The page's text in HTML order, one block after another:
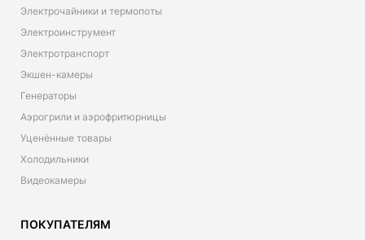
Электрочайники и термопоты
Электроинструмент
Электротранспорт
Экшен-камеры
Генераторы
Аэрогрили и аэрофритюрницы
Уценённые товары
Холодильники
Видеокамеры
ПОКУПАТЕЛЯМ